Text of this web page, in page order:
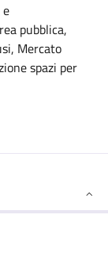
pubblica,
Mercato
spazi per